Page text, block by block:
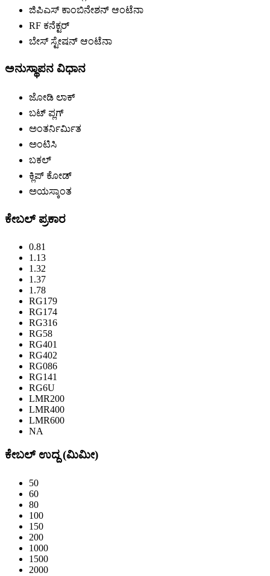
ಜಿಪಿಎಸ್ ಕಾಂಬಿನೇಶನ್ ಆಂಟೆನಾ
RF ಕನೆಕ್ಟರ್
ಬೇಸ್ ಸ್ಟೇಷನ್ ಆಂಟೆನಾ
ಅನುಸ್ಥಾಪನ ವಿಧಾನ
ಜೋಡಿ ಲಾಕ್
ಬಟ್ ಪ್ಲಗ್
ಅಂತರ್ನಿರ್ಮಿತ
ಅಂಟಿಸಿ
ಬಕಲ್
ಕ್ಲಿಪ್ ಕೋಡ್
ಅಯಸ್ಕಾಂತ
ಕೇಬಲ್ ಪ್ರಕಾರ
0.81
1.13
1.32
1.37
1.78
RG179
RG174
RG316
RG58
RG401
RG402
RG086
RG141
RG6U
LMR200
LMR400
LMR600
NA
ಕೇಬಲ್ ಉದ್ದ (ಮಿಮೀ)
50
60
80
100
150
200
1000
1500
2000